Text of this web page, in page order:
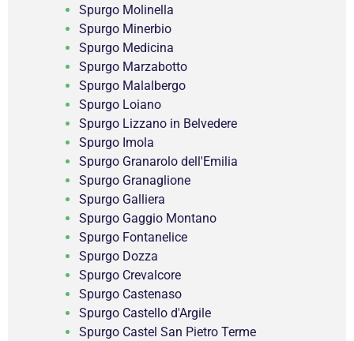
Spurgo Molinella
Spurgo Minerbio
Spurgo Medicina
Spurgo Marzabotto
Spurgo Malalbergo
Spurgo Loiano
Spurgo Lizzano in Belvedere
Spurgo Imola
Spurgo Granarolo dell'Emilia
Spurgo Granaglione
Spurgo Galliera
Spurgo Gaggio Montano
Spurgo Fontanelice
Spurgo Dozza
Spurgo Crevalcore
Spurgo Castenaso
Spurgo Castello d'Argile
Spurgo Castel San Pietro Terme